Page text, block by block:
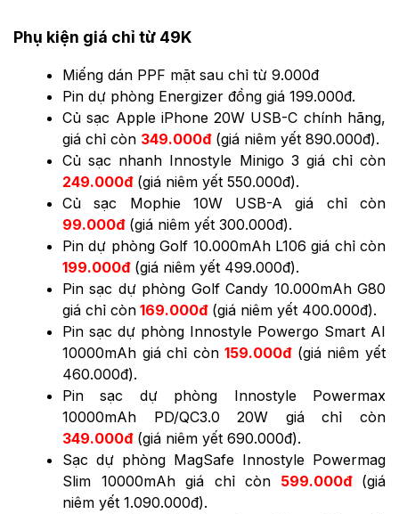
Phụ kiện giá chỉ từ 49K
Miếng dán PPF mặt sau chỉ từ 9.000đ
Pin dự phòng Energizer đồng giá 199.000đ.
Củ sạc Apple iPhone 20W USB-C chính hãng,
giá chỉ còn 349.000đ(giá niêm yết 890.000đ).
Củ sạc nhanh Innostyle Minigo 3 giá chỉ còn
249.000đ(giá niêm yết 550.000đ).
Củ sạc Mophie 10W USB-A giá chỉ còn
99.000đ(giá niêm yết 300.000đ).
Pin dự phòng Golf 10.000mAh L106 giá chỉ còn
199.000đ(giá niêm yết 499.000đ).
Pin sạc dự phòng Golf Candy 10.000mAh G80
giá chỉ còn 169.000đ(giá niêm yết 400.000đ).
Pin sạc dự phòng Innostyle Powergo Smart AI
10000mAh giá chỉ còn 159.000đ(giá niêm yết
460.000đ).
Pin sạc dự phòng Innostyle Powermax
10000mAh PD/QC3.0 20W giá chỉ còn
349.000đ(giá niêm yết 690.000đ).
Sạc dự phòng MagSafe Innostyle Powermag
Slim 10000mAh giá chỉ còn 599.000đ(giá
niêm yết 1.090.000đ).